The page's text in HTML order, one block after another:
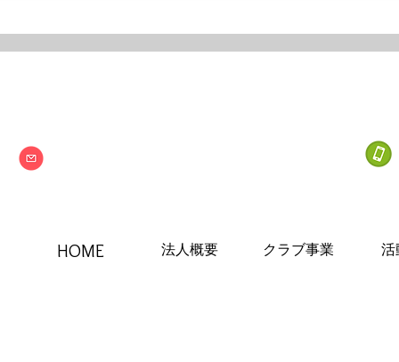
HOME 法人概要 クラブ事業 活